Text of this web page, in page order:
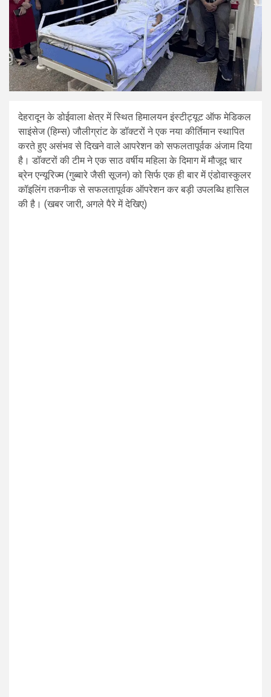
देहरादून के डोईवाला क्षेत्र में स्थित हिमालयन इंस्टीट्यूट ऑफ मेडिकल
साइंसेज (हिम्स) जौलीग्रांट के डॉक्टरों ने एक नया कीर्तिमान स्थापित
करते हुए असंभव से दिखने वाले आपरेशन को सफलतापूर्वक अंजाम दिया
है। डॉक्टरों की टीम ने एक साठ वर्षीय महिला के दिमाग में मौजूद चार
ब्रेन एन्यूरिज्म (गुब्बारे जैसी सूजन) को सिर्फ एक ही बार में एंडोवास्कुलर
कॉइलिंग तकनीक से सफलतापूर्वक ऑपरेशन कर बड़ी उपलब्धि हासिल
की है। (खबर जारी, अगले पैरे में देखिए)